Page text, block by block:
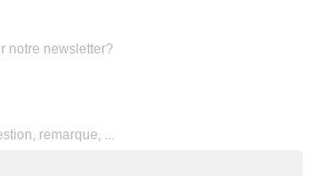
notre newsletter?
remarque, ...